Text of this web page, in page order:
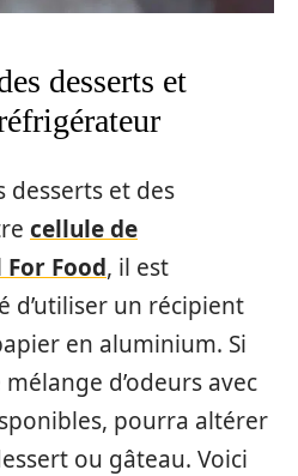
desserts et
desserts et des
cellule de
Food, il est
d’utiliser un récipient
en aluminium. Si
d’odeurs avec
pourra altérer
ou gâteau. Voici